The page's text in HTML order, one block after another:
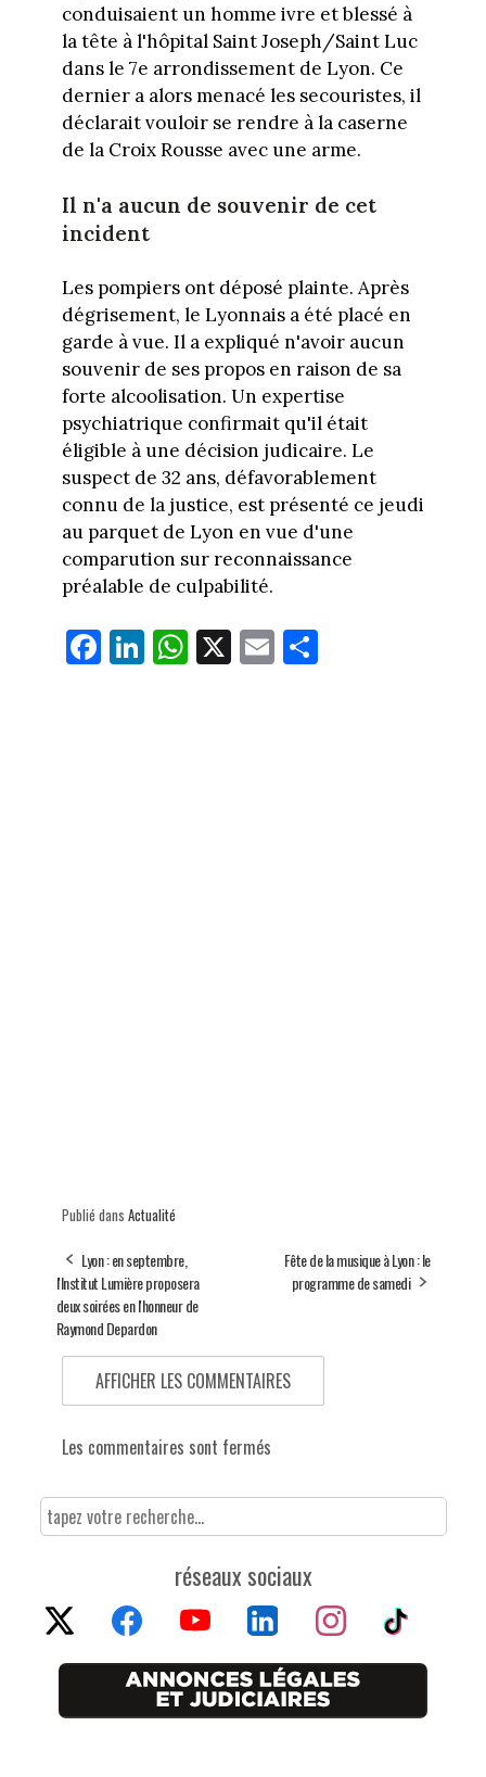
conduisaient un homme ivre et blessé à
la tête à l'hôpital Saint Joseph/Saint Luc
dans le 7e arrondissement de Lyon. Ce
dernier a alors menacé les secouristes, il
déclarait vouloir se rendre à la caserne
de la Croix Rousse avec une arme.
Il n'a aucun de souvenir de cet
incident
Les pompiers ont déposé plainte. Après
dégrisement, le Lyonnais a été placé en
garde à vue. Il a expliqué n'avoir aucun
souvenir de ses propos en raison de sa
forte alcoolisation. Un expertise
psychiatrique confirmait qu'il était
éligible à une décision judicaire. Le
suspect de 32 ans, défavorablement
connu de la justice, est présenté ce jeudi
au parquet de Lyon en vue d'une
comparution sur reconnaissance
préalable de culpabilité.
Fa
ce
Li
nk
W
ha
X E
m
Pa
rt
Publié dans Actualité
Lyon : en septembre,
l'Institut Lumière proposera
deux soirées en l'honneur de
Raymond Depardon
Fête de la musique à Lyon : le
programme de samedi
AFFICHER LES COMMENTAIRES
Les commentaires sont fermés
réseaux sociaux